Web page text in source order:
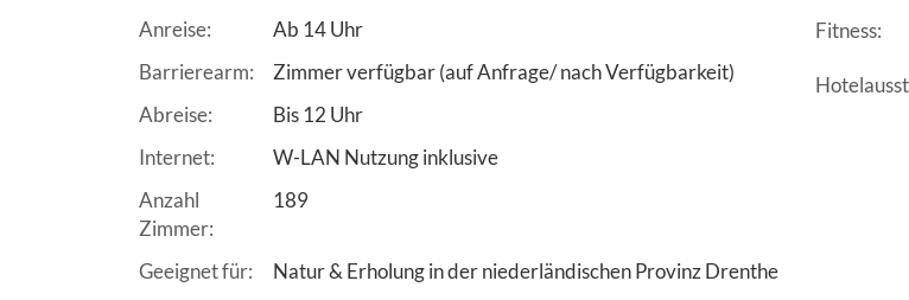
Anreise
Ab 14 Uhr
Barrierearm
Zimmer verfügbar (auf Anfrage/ nach Verfügbarkeit)
Abreise
Bis 12 Uhr
Internet
W-LAN Nutzung inklusive
Anzahl
Zimmer
189
Geeignet für
Natur & Erholung in der niederländischen Provinz Drenthe
Fitness